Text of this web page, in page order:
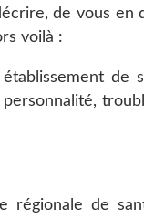
de vous en
voilà :
de
régionale de